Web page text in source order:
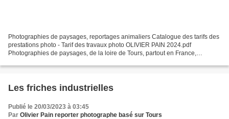
Photographies de paysages, reportages animaliers Catalogue des tarifs des
prestations photo - Tarif des travaux photo OLIVIER PAIN 2024.pdf
Photographies de paysages, de la loire de Tours, partout en France,
Les friches industrielles
Publié le 20/03/2023 à 03:45
Par Olivier Pain reporter photographe basé sur Tours